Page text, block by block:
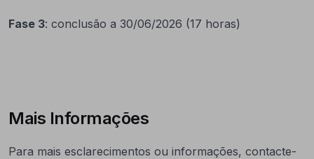
Fase 3: conclusão a 30/06/2026 (17 horas)
Mais Informações
Para mais esclarecimentos ou informações, contacte-